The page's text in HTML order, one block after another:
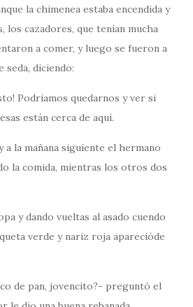
la chimenea estaba encendida y
los cazadores, que tenían mucha
a comer, y luego se fueron a
seda, diciendo:
Podriamos quedarnos y ver si
están cerca de aquí.
la mañana siguiente el hermano
la comida, mientras los otros dos
y dando vueltas al asado cuendo
verde y nariz roja aparecióde
de pan, jovencito?- preguntó el